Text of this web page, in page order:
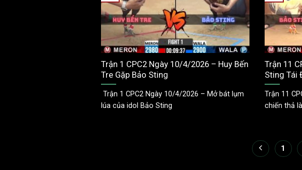
Trận 1 CPC2 Ngày 10/4/2026 – Huy Bến
Tre Gặp Bảo Sting
Trận 1 CPC2 Ngày 10/4/2026 – Mở bát lụm
lúa của idol Bảo Sting
Trận 11
Sting Tái
Trận 11
chiến thả
1